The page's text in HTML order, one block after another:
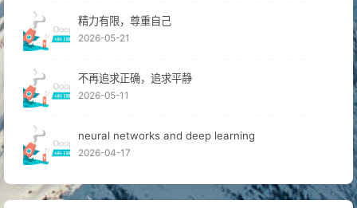
精力有限，尊重自己
2026-05-21
不再追求正确，追求平静
2026-05-11
neural networks and deep learning
2026-04-17